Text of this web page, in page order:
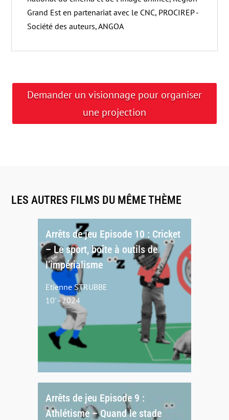
Grand Est en partenariat avec le CNC, PROCIREP -
Société des auteurs, ANGOA
Demander un visionnage pour organiser
une projection
LES AUTRES FILMS DU MÊME THÈME
Arrêts de jeu Episode 10 : Cricket
– Le sport, boîte à outils de
l’impérialisme
Etienne STRUBBE
10' - 2024
Arrêts de jeu Episode 9 :
Athlétisme – Quand le stade